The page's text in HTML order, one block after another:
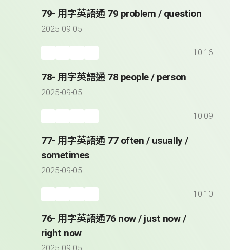
79- 用字英語通 79 problem / question
2025-09-05
10:16
78- 用字英語通 78 people / person
2025-09-05
10:09
77- 用字英語通 77 often / usually /
sometimes
2025-09-05
10:10
76- 用字英語通76 now / just now /
right now